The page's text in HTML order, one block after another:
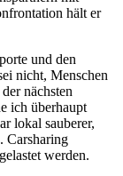
hält er
und den
nicht, Menschen
nächsten
ich überhaupt
lokal sauberer,
Carsharing
werden.